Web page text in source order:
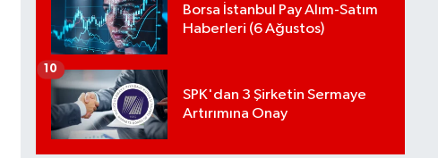
Borsa İstanbul Pay Alım-Satım
Haberleri (6 Ağustos)
SPK'dan 3 Şirketin Sermaye
Artırımına Onay
10